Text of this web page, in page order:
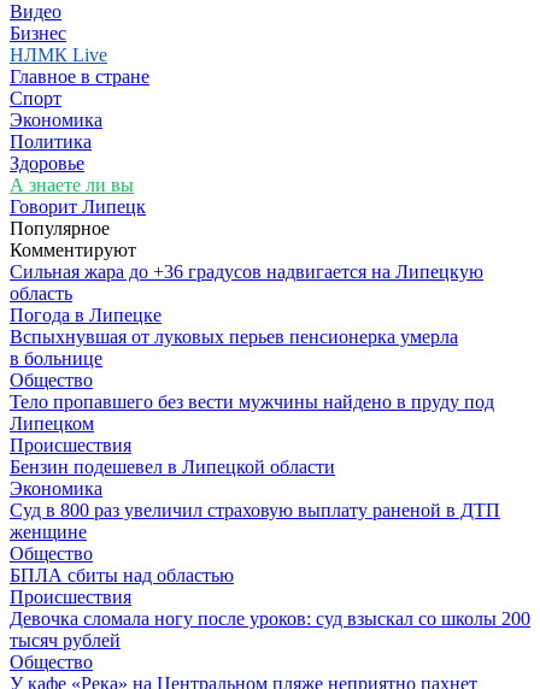
Видео
Бизнес
НЛМК Live
Главное в стране
Спорт
Экономика
Политика
Здоровье
А знаете ли вы
Говорит Липецк
Популярное
Комментируют
Сильная жара до +36 градусов надвигается на Липецкую
область
Погода в Липецке
Вспыхнувшая от луковых перьев пенсионерка умерла
в больнице
Общество
Тело пропавшего без вести мужчины найдено в пруду под
Липецком
Происшествия
Бензин подешевел в Липецкой области
Экономика
Суд в 800 раз увеличил страховую выплату раненой в ДТП
женщине
Общество
БПЛА сбиты над областью
Происшествия
Девочка сломала ногу после уроков: суд взыскал со школы 200
тысяч рублей
Общество
У кафе «Река» на Центральном пляже неприятно пахнет